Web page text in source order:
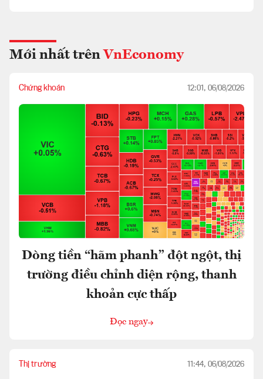
Mới nhất trên VnEconomy
Chứng khoán 12:01, 06/08/2026
Dòng tiền “hãm phanh” đột ngột, thị
trường điều chỉnh diện rộng, thanh
khoản cực thấp
Đọc ngay
Thị trường 11:44, 06/08/2026